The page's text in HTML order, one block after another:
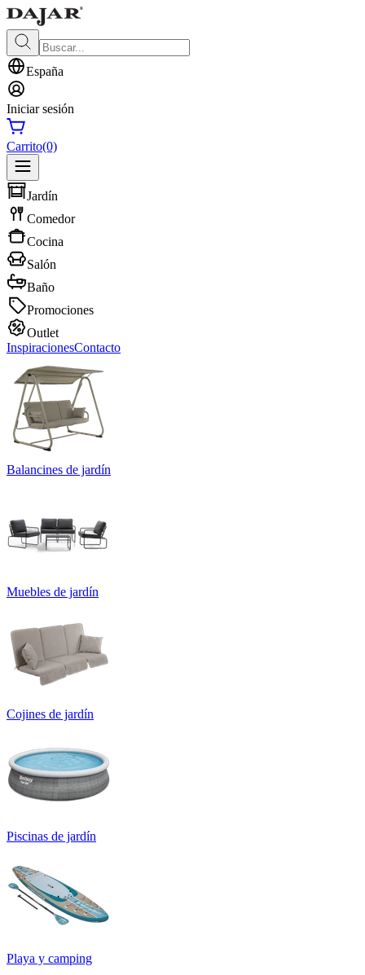
España
Iniciar sesión
Carrito(0)
Jardín
Comedor
Cocina
Salón
Baño
Promociones
Outlet
InspiracionesContacto
Balancines de jardín
Muebles de jardín
Cojines de jardín
Piscinas de jardín
Playa y camping